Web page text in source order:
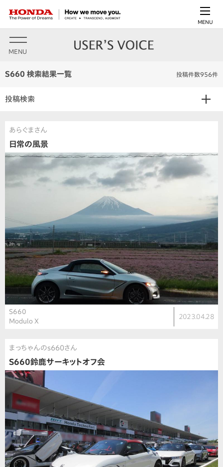
MENU
MENU
S660 検索結果一覧 投稿件数956件
投稿検索
あらぐまさん
日常の風景
S660
Modulo X
2023.04.28
まっちゃんのs660さん
S660鈴鹿サーキットオフ会